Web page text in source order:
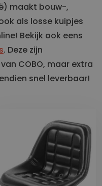
maakt bouw-,
als losse kuipjes
Bekijk ook eens
. Deze zijn
COBO, maar extra
snel leverbaar!